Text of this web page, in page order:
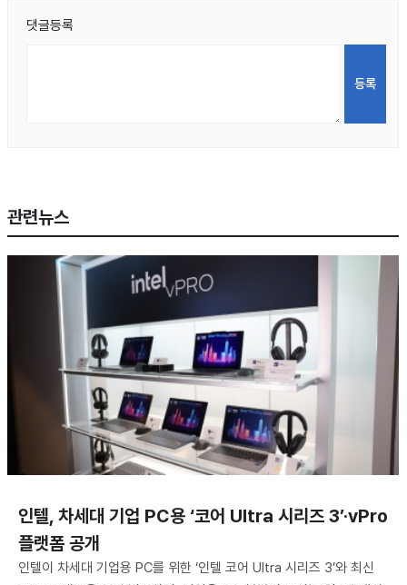
댓글등록
관련뉴스
인텔, 차세대 기업 PC용 ‘코어 Ultra 시리즈 3’·vPro
플랫폼 공개
인텔이 차세대 기업용 PC를 위한 ‘인텔 코어 Ultra 시리즈 3’와 최신